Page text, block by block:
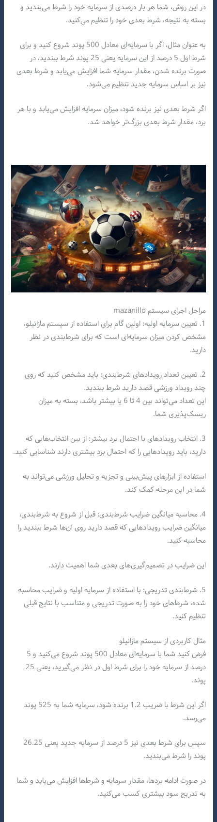
در این روش، شما هر بار درصدی از سرمایه خود را شرط می‌بندید و
بسته به نتیجه، شرط بعدی خود را تنظیم می‌کنید.
به عنوان مثال، اگر با سرمایه‌ای معادل 500 پوند شروع کنید و برای
شرط اول 5 درصد از این سرمایه یعنی 25 پوند شرط ببندید، در
صورت برنده شدن، مقدار سرمایه شما افزایش می‌یابد و شرط بعدی
نیز بر اساس سرمایه جدید تنظیم می‌شود.
اگر شرط بعدی نیز برنده شود، میزان سرمایه افزایش می‌یابد و با هر
برد، مقدار شرط بعدی بزرگ‌تر خواهد شد.
مراحل اجرای سیستم mazanillo
1. تعیین سرمایه اولیه: اولین گام برای استفاده از سیستم مازانیلو،
مشخص کردن میزان سرمایه‌ای است که برای شرط‌بندی در نظر
دارید.
2. تعیین تعداد رویدادهای شرط‌بندی: باید مشخص کنید که روی
چند رویداد ورزشی قصد دارید شرط ببندید.
این تعداد می‌تواند بین 4 تا 6 یا بیشتر باشد، بسته به میزان
ریسک‌پذیری شما.
3. انتخاب رویدادهای با احتمال برد بیشتر: از بین انتخاب‌هایی که
دارید، باید رویدادهایی را که احتمال برد بیشتری دارند شناسایی کنید.
استفاده از ابزارهای پیش‌بینی و تجزیه و تحلیل ورزشی می‌تواند به
شما در این مرحله کمک کند.
4. محاسبه میانگین ضرایب شرط‌بندی: قبل از شروع به شرط‌بندی،
میانگین ضرایب رویدادهایی که قصد دارید روی آن‌ها شرط ببندید را
محاسبه کنید.
این ضرایب در تصمیم‌گیری‌های بعدی شما اهمیت دارند.
5. شرط‌بندی تدریجی: با استفاده از سرمایه اولیه و ضرایب محاسبه
شده، شرط‌های خود را به صورت تدریجی و متناسب با نتایج قبلی
تنظیم کنید.
مثال کاربردی از سیستم مازانیلو
فرض کنید شما با سرمایه‌ای معادل 500 پوند شروع می‌کنید و 5
درصد از سرمایه خود را برای شرط اول در نظر می‌گیرید، یعنی 25
پوند.
اگر این شرط با ضریب 1.2 برنده شود، سرمایه شما به 525 پوند
می‌رسد.
سپس برای شرط بعدی نیز 5 درصد از سرمایه جدید یعنی 26.25
پوند را شرط می‌بندید.
در صورت ادامه بردها، مقدار سرمایه و شرط‌ها افزایش می‌یابد و شما
به تدریج سود بیشتری کسب می‌کنید.